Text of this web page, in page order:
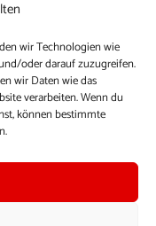
wir Technologien wie
oder darauf zuzugreifen.
wir Daten wie das
verarbeiten. Wenn du
können bestimmte
und
Du musst
können, ein
und zu